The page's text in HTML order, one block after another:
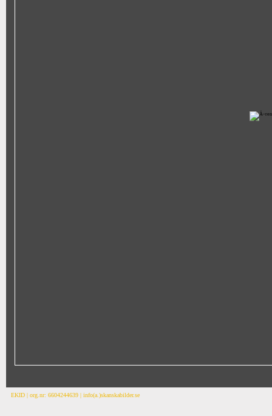
EKID | org.nr: 6604244639 | info(a.)skanskabilder.se